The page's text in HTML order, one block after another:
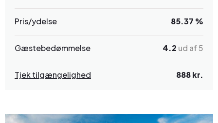
Pris/ydelse 85.37 %
Gæstebedømmelse 4.2 ud af 5
Tjek tilgængelighed 888 kr.